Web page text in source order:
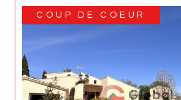
COUP DE COEUR